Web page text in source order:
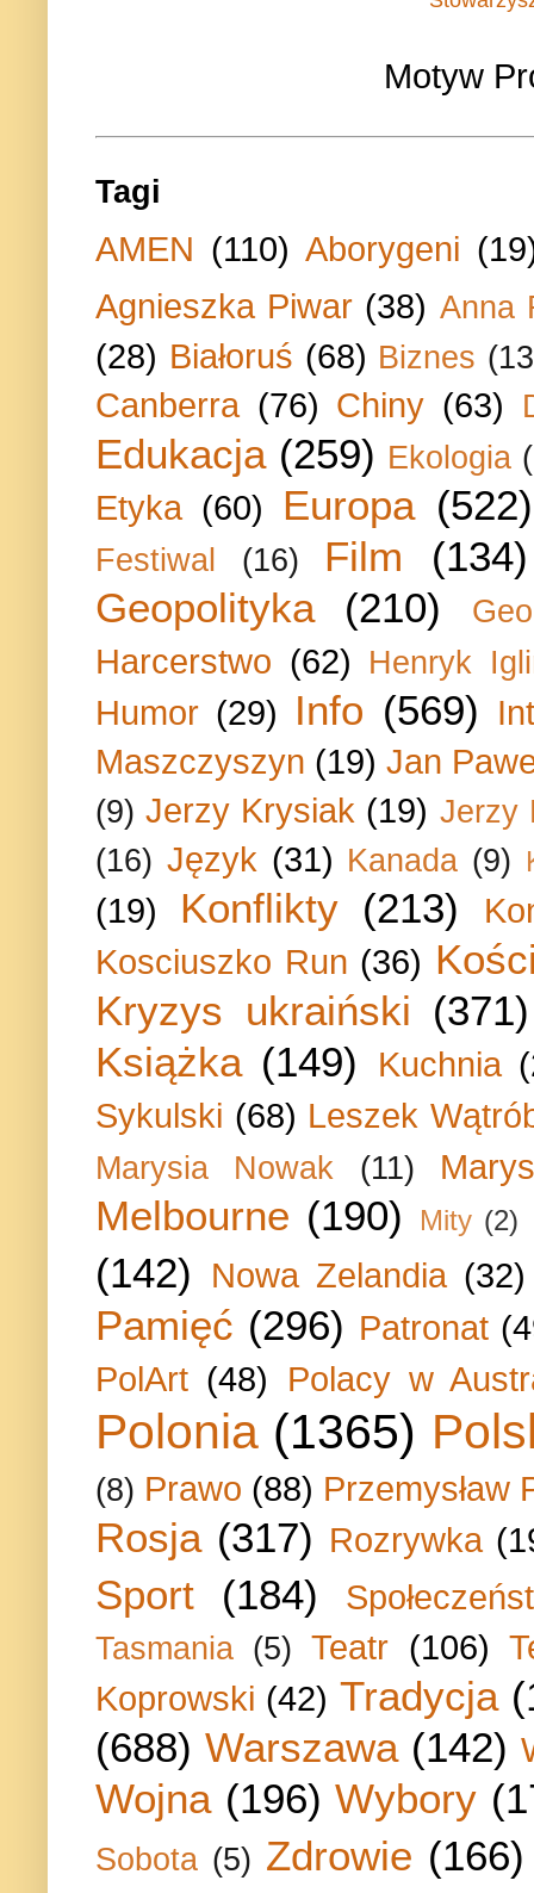
Motyw
Tagi
AMEN (110) Aborygeni
Agnieszka Piwar (38) Anna
(28) Białoruś (68) Biznes
Canberra (76) Chiny (63)
Edukacja (259) Ekologia
Etyka (60) Europa (522)
Festiwal (16) Film
(134)
Geopolityka
(210)
Harcerstwo (62) Henryk
Humor (29) Info (569)
Maszczyszyn (19) Jan
(9) Jerzy Krysiak (19) Jerzy
(16) Język (31) Kanada (9)
(19) Konflikty (213)
Kosciuszko Run (36)
Kryzys ukraiński (371)
Książka (149) Kuchnia
Sykulski (68) Leszek
Marysia Nowak (11)
Melbourne (190) Mity (2)
(142) Nowa Zelandia (32)
Pamięć (296) Patronat
PolArt (48) Polacy w
Polonia (1365)
(8) Prawo (88) Przemysław
Rosja (317) Rozrywka
Sport (184)
Tasmania (5) Teatr (106)
Koprowski (42) Tradycja
(688) Warszawa (142)
Wojna (196) Wybory
Sobota (5) Zdrowie (166)